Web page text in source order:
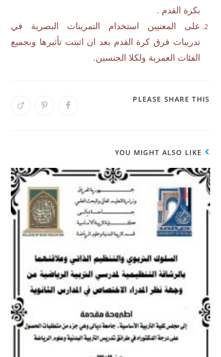
بكرة القدم .
على المعنيين استخدام التمرينات البصرية في
تدريبات فرق كرة القدم بعد ان اثبتت تأثيرها وبجميع
الفئات العمرية ولكلا الجنسين.
PLEASE SHARE THIS
YOU MIGHT ALSO LIKE